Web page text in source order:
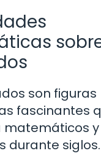
son figuras
fascinantes
matemáticos y
durante siglos.